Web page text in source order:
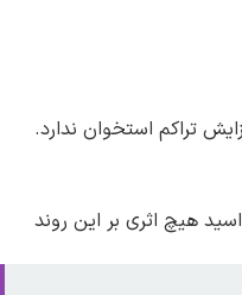
تراکم استخوان ندارد.
هیچ اثری بر این روند